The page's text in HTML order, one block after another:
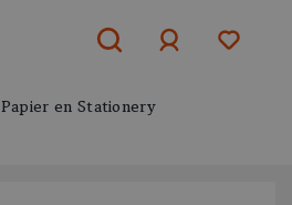
Papier en Stationery